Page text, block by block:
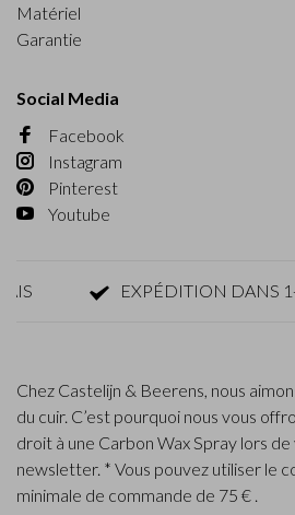
Matériel
Garantie
Social Media
Facebook
Instagram
Pinterest
Youtube
EXPÉDITION DANS 1-2
Chez Castelijn & Beerens, nous
du cuir. C’est pourquoi nous vous
droit à une Carbon Wax Spray lors
newsletter. * Vous pouvez utiliser le
minimale de commande de 75 € .